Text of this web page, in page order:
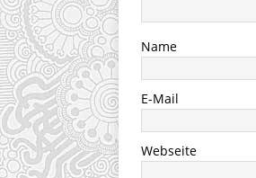
Name
E-Mail
Webseite